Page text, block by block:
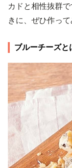
カドと相性抜群
きに、ぜひ作って
ブルーチーズと